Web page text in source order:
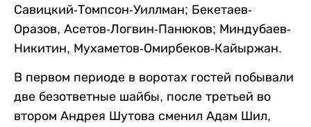
Савицкий-Томпсон-Уиллман; Бекетаев-
Оразов, Асетов-Логвин-Панюков; Миндубаев-
Никитин, Мухаметов-Омирбеков-Кайыржан.
В первом периоде в воротах гостей побывали
две безответные шайбы, после третьей во
втором Андрея Шутова сменил Адам Шил,